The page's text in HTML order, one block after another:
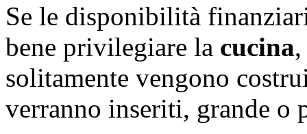
Se le disponibilità
bene privilegiare la cucina
solitamente vengono
verranno inseriti, grande o